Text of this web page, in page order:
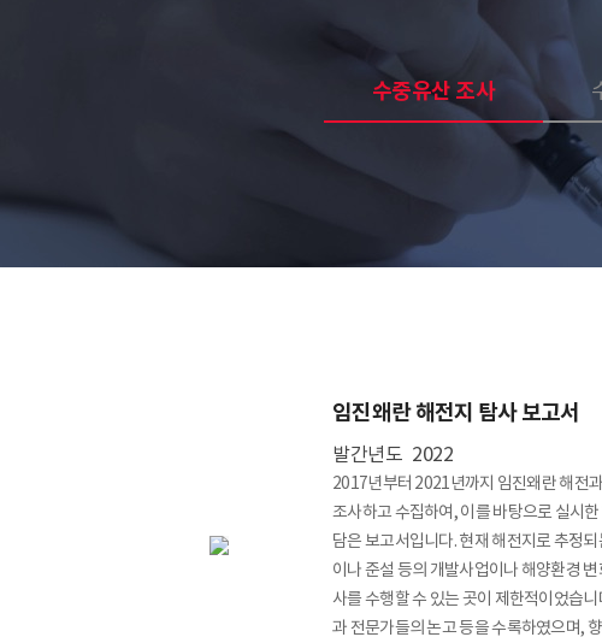
인사말
수중유산 발굴
수중고고학
발굴
탐사
수중조사 선박·장비
수중유산 조사
임진왜란 해전지 탐사 보고서
발간년도 2022
2017년부터 2021년까지 임진왜란 해전
조사하고 수집하여, 이를 바탕으로 실시
담은 보고서입니다. 현재 해전지로 추정
이나 준설 등의 개발사업이나 해양환경
사를 수행할 수 있는 곳이 제한적이었습
과 전문가들의 논고 등을 수록하였으며,